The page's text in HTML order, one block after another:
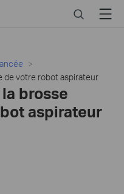
SearchMenu
de votre robot aspirateur
brosse
aspirateur